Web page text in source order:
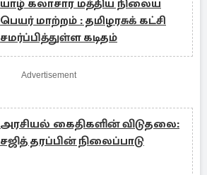
யாழ் கலாசார மத்திய நிலைய
பெயர் மாற்றம் : தமிழரசுக் கட்சி
சமர்ப்பித்துள்ள கடிதம்
Advertisement
அரசியல் கைதிகளின் விடுதலை:
சஜித் தரப்பின் நிலைப்பாடு